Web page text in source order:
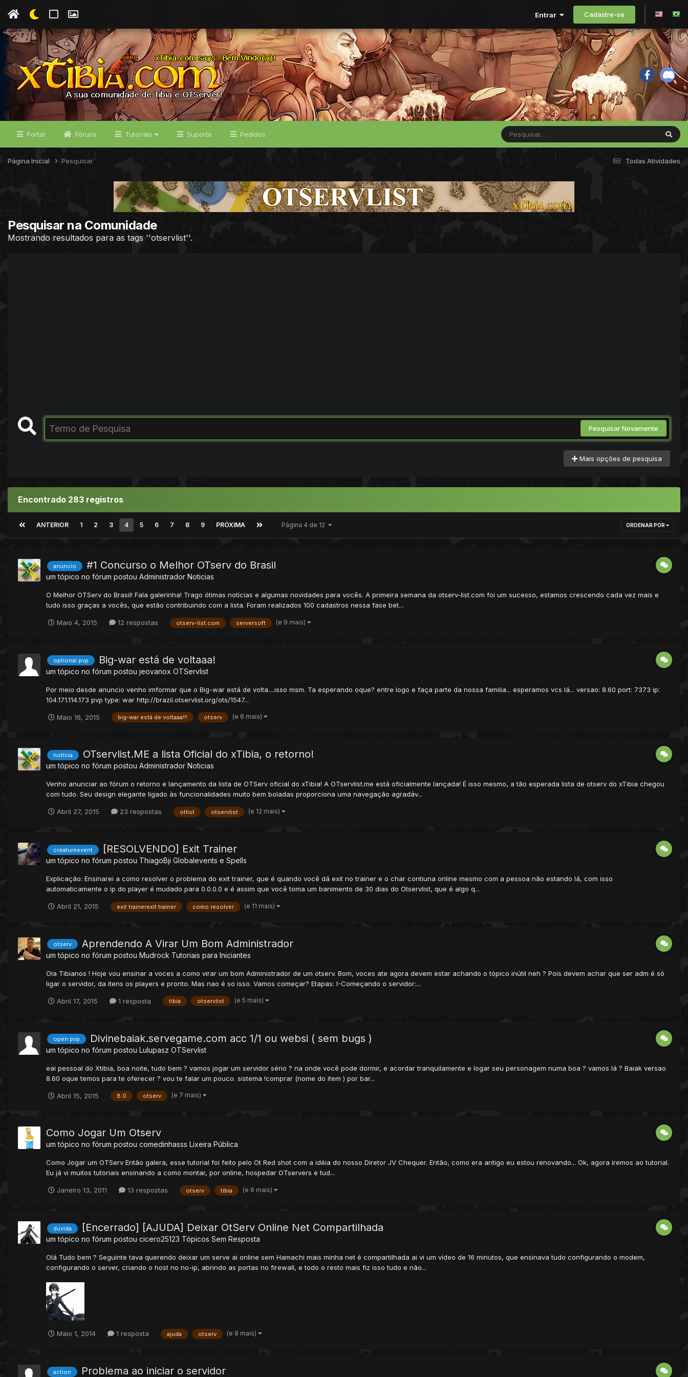
Entrar Cadastre-se
Portal Fóruns Tutoriais Suporte Pedidos
Todas Atividades
Página Inicial Pesquisar
Pesquisar na Comunidade
Mostrando resultados para as tags ''otservlist''.
Pesquisar Novamente
Mais opções de pesquisa
Encontrado 283 registros
ANTERIOR 1 2 3 4 5 6 7 8 9 PRÓXIMA Página 4 de 12 ORDENAR POR
anúncio #1 Concurso o Melhor OTserv do Brasil
um tópico no fórum postou Administrador Noticias
O Melhor OTServ do Brasil! Fala galerinha! Trago ótimas notícias e algumas novidades para vocês. A primeira semana da otserv-list.com foi um sucesso, estamos crescendo cada vez mais e
tudo isso graças a vocês, que estão contribuindo com a lista. Foram realizados 100 cadastros nessa fase bet...
Maio 4, 2015 12 respostas otserv-list.com serversoft (e 9 mais)
optional pvp Big-war está de voltaaa!
um tópico no fórum postou jeovanox OTServlist
Por meio desde anuncio venho imformar que o Big-war está de volta....isso msm. Ta esperando oque? entre logo e faça parte da nossa familia... esperamos vcs lá... versao: 8.60 port: 7373 ip:
104.171.114.173 pvp type: war http://brazil.otservlist.org/ots/1547...
Maio 16, 2015 big-war está de voltaaa!!! otserv (e 6 mais)
notícia OTservlist.ME a lista Oficial do xTibia, o retorno!
um tópico no fórum postou Administrador Noticias
Venho anunciar ao fórum o retorno e lançamento da lista de OTServ oficial do xTibia! A OTservlist.me está oficialmente lançada! É isso mesmo, a tão esperada lista de otserv do xTibia chegou
com tudo. Seu design elegante ligado às funcionalidades muito bem boladas proporciona uma navegação agradáv...
Abril 27, 2015 23 respostas otlist otservlist (e 12 mais)
creatureevent [RESOLVENDO] Exit Trainer
um tópico no fórum postou ThiagoBji Globalevents e Spells
Explicação: Ensinarei a como resolver o problema do exit trainer, que é quando você dá exit no trainer e o char contiuna online mesmo com a pessoa não estando lá, com isso
automaticamente o ip do player é mudado para 0.0.0.0 e é assim que você toma um banimento de 30 dias do Otservlist, que é algo q...
Abril 21, 2015 exit trainerexit trainer como resolver (e 11 mais)
otserv Aprendendo A Virar Um Bom Administrador
um tópico no fórum postou Mudrock Tutoriais para Iniciantes
Ola Tibianos ! Hoje vou ensinar a voces a como virar um bom Administrador de um otserv. Bom, voces ate agora devem estar achando o tópico inútil neh ? Pois devem achar que ser adm é só
ligar o servidor, da itens os players e pronto. Mas nao é so isso. Vamos começar? Etapas: I-Começando o servidor:...
Abril 17, 2015 1 resposta tibia otservlist (e 5 mais)
open pvp Divinebaiak.servegame.com acc 1/1 ou websi ( sem bugs )
um tópico no fórum postou Lulupasz OTServlist
eai pessoal do Xtibia, boa noite, tudo bem ? vamos jogar um servidor sério ? na onde você pode dormir, e acordar tranquilamente e logar seu personagem numa boa ? vamos lá ? Baiak versao
8.60 oque temos para te oferecer ? vou te falar um pouco. sistema !comprar (nome do item ) por bar...
Abril 15, 2015 8.0 otserv (e 7 mais)
Como Jogar Um Otserv
um tópico no fórum postou comedinhasss Lixeira Pública
Como Jogar um OTServ Então galera, esse tutorial foi feito pelo Ot Red shot com a idéia do nosso Diretor JV Chequer. Então, como era antigo eu estou renovando... Ok, agora iremos ao tutorial.
Eu já vi muitos tutoriais ensinando a como montar, por online, hospedar OTservers e tud...
Janeiro 13, 2011 13 respostas otserv tibia (e 6 mais)
dúvida [Encerrado] [AJUDA] Deixar OtServ Online Net Compartilhada
um tópico no fórum postou cicero25123 Tópicos Sem Resposta
Olá Tudo bem ? Seguinte tava querendo deixar um serve ai online sem Hamachi mais minha net é compartilhada ai vi um vídeo de 16 minutos, que ensinava tudo configurando o modem,
configurando o server, criando o host no no-ip, abrindo as portas no firewall, e todo o resto mais fiz isso tudo e não...
Maio 1, 2014 1 resposta ajuda otserv (e 8 mais)
action Problema ao iniciar o servidor